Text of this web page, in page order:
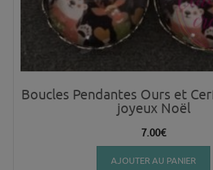
Boucles Pendantes Ours et
joyeux Noël
7.00€
AJOUTER AU PANIER